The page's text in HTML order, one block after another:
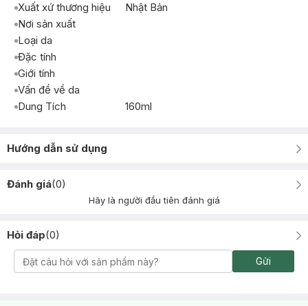
Xuất xứ thương hiệu
Nhật Bản
Nơi sản xuất
Loại da
Đặc tính
Giới tính
Vấn đề về da
Dung Tích
160ml
Hướng dẫn sử dụng
Đánh giá(0)
Hãy là người đầu tiên đánh giá
Hỏi đáp(0)
Gửi